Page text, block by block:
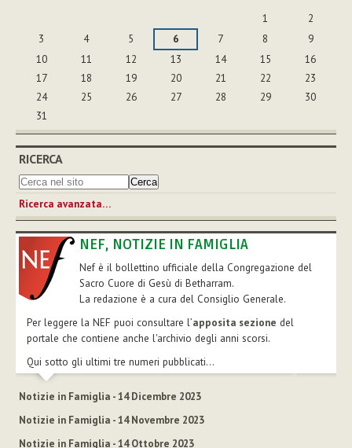
1
2
3
4 5 6 7 8
9
10
11 12 13 14 15
16
17
18 19 20 21 22
23
24
25 26 27 28 29
30
31
RICERCA
Ricerca avanzata…
NEF, NOTIZIE IN FAMIGLIA
Nef è il bollettino ufficiale della Congregazione del
Sacro Cuore di Gesù di Betharram.
La redazione è a cura del Consiglio Generale.
Per leggere la NEF puoi consultare l’apposita sezione del
portale che contiene anche l'archivio degli anni scorsi.
Qui sotto gli ultimi tre numeri pubblicati...
Notizie in Famiglia - 14 Dicembre 2023
Notizie in Famiglia - 14 Novembre 2023
Notizie in Famiglia - 14 Ottobre 2023